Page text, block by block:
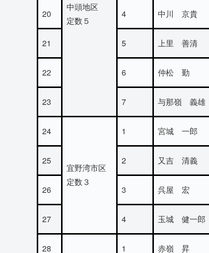
中頭地区
定数５
20 4 中川 京貴
21 5 上里 善清
22 6 仲松 勤
23 7 与那嶺 義雄
24
宜野湾市区
定数３
1 宮城 一郎
25 2 又吉 清義
26 3 呉屋 宏
27 4 玉城 健一郎
28 1 赤嶺 昇